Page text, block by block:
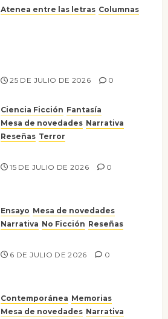
Atenea entre las letras Columnas
25 DE JULIO DE 2026 0
Ciencia Ficción Fantasía
Mesa de novedades Narrativa
Reseñas Terror
15 DE JULIO DE 2026 0
Ensayo Mesa de novedades
Narrativa No Ficción Reseñas
6 DE JULIO DE 2026 0
Contemporánea Memorias
Mesa de novedades Narrativa